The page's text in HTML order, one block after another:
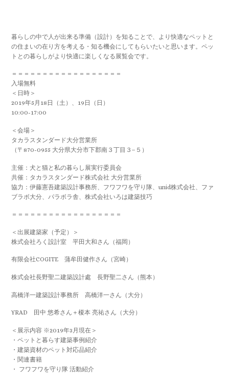
暮らしの中で人が出来る準備（設計）を知ることで、より快適なペットと
の住まいの在り方を考える・知る機会にしてもらいたいと思います。ペッ
トとの暮らしがより快適に楽しくなる展覧会です。
＝＝＝＝＝＝＝＝＝＝＝＝＝＝＝＝＝＝
入場無料
＜日時＞
2019年5月18日（土）、19日（日）
10:00-17:00
＜会場＞
タカラスタンダード大分営業所
（〒870-0955 大分県大分市下郡南３丁目３−５）
主催：犬と猫と私の暮らし展実行委員会
共催：タカラスタンダード株式会社 大分営業所
協力：伊藤憲吾建築設計事務所、フワフワを守り隊、unid株式会社、ファ
ブラボ大分、パラボラ舎、株式会社いろは建築技巧
＝＝＝＝＝＝＝＝＝＝＝＝＝＝＝＝＝＝
＜出展建築家（予定）＞
株式会社ろく設計室 平田大和さん（福岡）
有限会社COGITE 蒲牟田健作さん（宮崎）
株式会社長野聖二建築設計處 長野聖二さん（熊本）
高橋洋一建築設計事務所 高橋洋一さん（大分）
YRAD 田中 悠希さん＋榎本 亮祐さん（大分）
＜展示内容 ※2019年3月現在＞
・ペットと暮らす建築事例紹介
・建築資材のペット対応品紹介
・関連書籍
・ フワフワを守り隊 活動紹介